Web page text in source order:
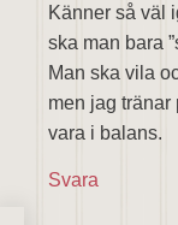
Känner så väl
ska man bara
Man ska vila
men jag tränar
vara i balans.
Svara